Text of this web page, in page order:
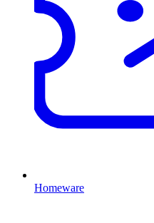
Homeware